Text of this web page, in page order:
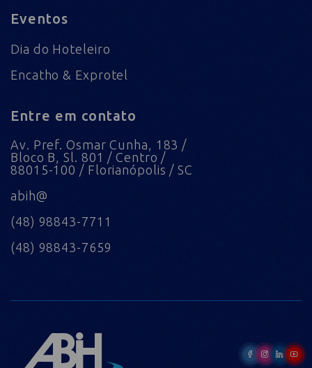
Eventos
Dia do Hoteleiro
Encatho & Exprotel
Entre em contato
Av. Pref. Osmar Cunha, 183 /
Bloco B, Sl. 801 / Centro /
88015-100 / Florianópolis / SC
abih@
(48) 98843-7711
(48) 98843-7659